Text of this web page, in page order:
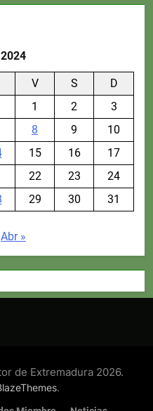
V S
D
1
2
3
8 9
10
15 16
17
22 23
24
29 30 31
Abr »
de Extremadura 2026.
.